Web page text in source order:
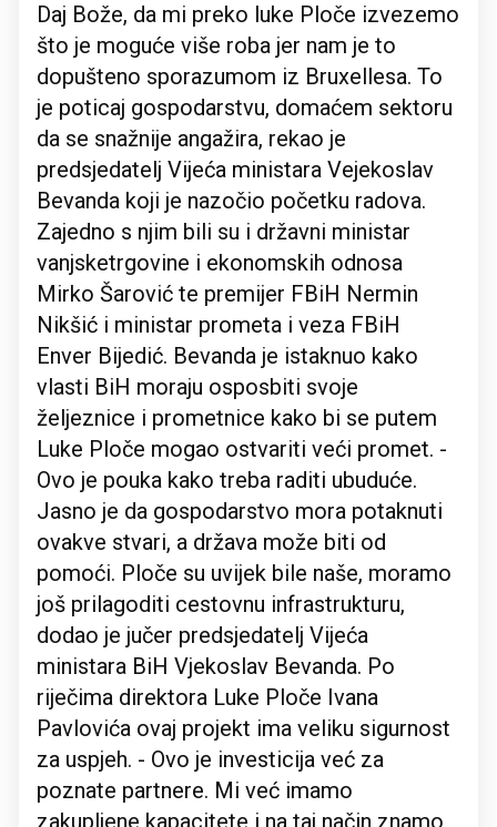
Daj Bože, da mi preko luke Ploče izvezemo
što je moguće više roba jer nam je to
dopušteno sporazumom iz Bruxellesa. To
je poticaj gospodarstvu, domaćem sektoru
da se snažnije angažira, rekao je
predsjedatelj Vijeća ministara Vejekoslav
Bevanda koji je nazočio početku radova.
Zajedno s njim bili su i državni ministar
vanjsketrgovine i ekonomskih odnosa
Mirko Šarović te premijer FBiH Nermin
Nikšić i ministar prometa i veza FBiH
Enver Bijedić. Bevanda je istaknuo kako
vlasti BiH moraju osposbiti svoje
željeznice i prometnice kako bi se putem
Luke Ploče mogao ostvariti veći promet. -
Ovo je pouka kako treba raditi ubuduće.
Jasno je da gospodarstvo mora potaknuti
ovakve stvari, a država može biti od
pomoći. Ploče su uvijek bile naše, moramo
još prilagoditi cestovnu infrastrukturu,
dodao je jučer predsjedatelj Vijeća
ministara BiH Vjekoslav Bevanda. Po
riječima direktora Luke Ploče Ivana
Pavlovića ovaj projekt ima veliku sigurnost
za uspjeh. - Ovo je investicija već za
poznate partnere. Mi već imamo